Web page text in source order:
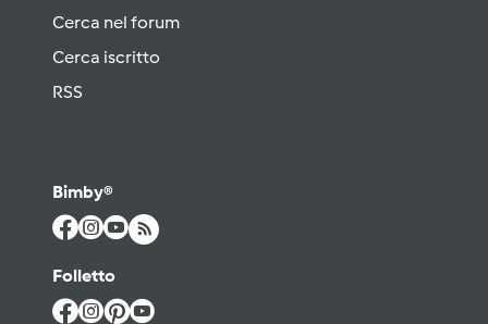
Cerca nel forum
Cerca iscritto
RSS
Bimby®
Folletto